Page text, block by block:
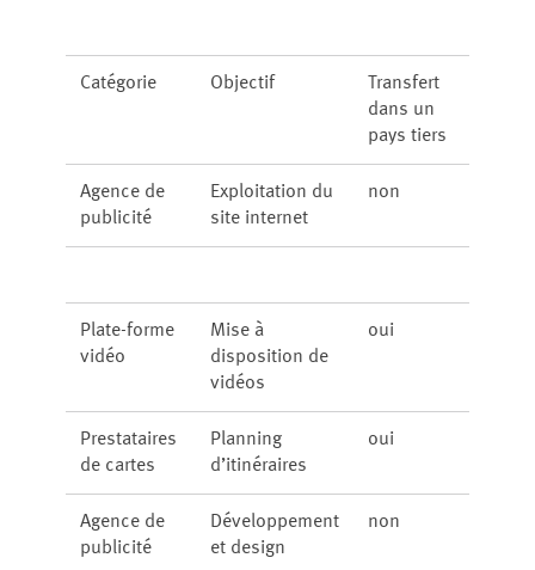
Catégorie Objectif
Transfert
dans un
pays tiers
Agence de
publicité
Exploitation du
site internet
non
Plate-forme
vidéo
Mise à
disposition de
vidéos
oui
Prestataires
de cartes
Planning
d’itinéraires
oui
Agence de
publicité
Développement
et design
non